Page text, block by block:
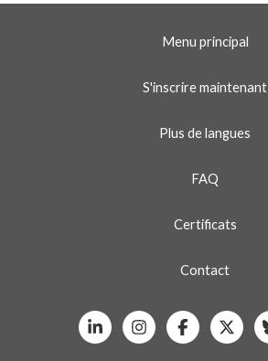
Menu principal
S'inscrire maintenant
Plus de langues
FAQ
Certificats
Contact
LinkedinInstagramFacebook
X